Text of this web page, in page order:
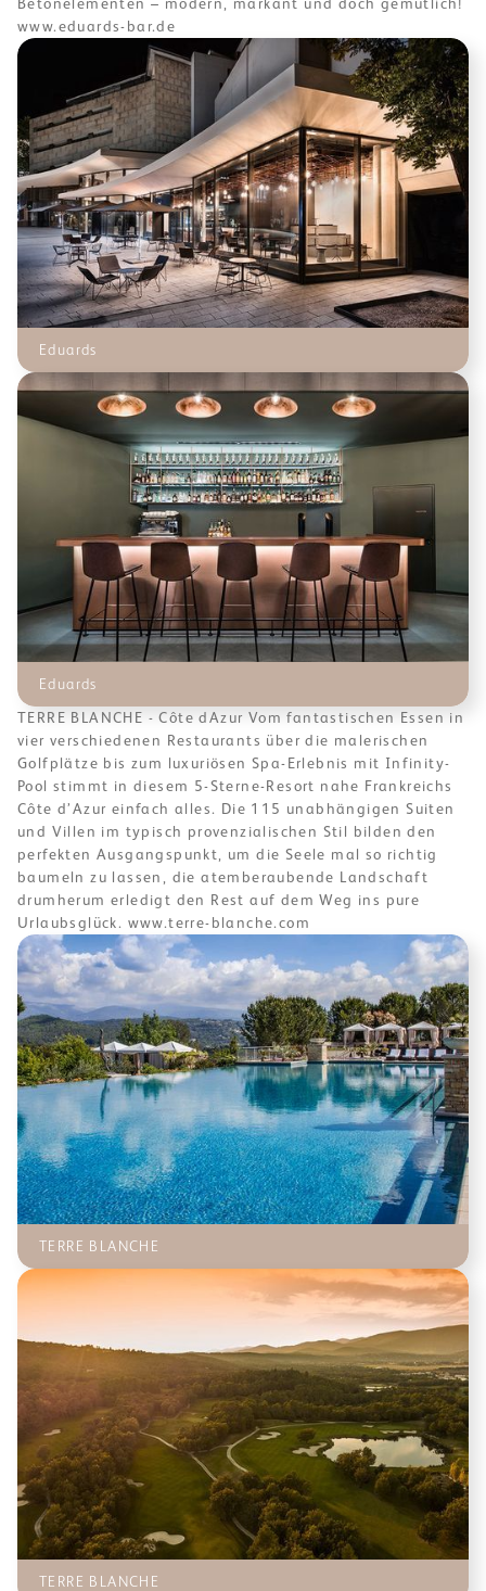
Betonelementen – modern, markant und doch gemütlich!
www.eduards-bar.de
Eduards
Eduards
TERRE BLANCHE - Côte dAzur Vom fantastischen Essen in
vier verschiedenen Restaurants über die malerischen
Golfplätze bis zum luxuriösen Spa-Erlebnis mit Infinity-
Pool stimmt in diesem 5-Sterne-Resort nahe Frankreichs
Côte d’Azur einfach alles. Die 115 unabhängigen Suiten
und Villen im typisch provenzialischen Stil bilden den
perfekten Ausgangspunkt, um die Seele mal so richtig
baumeln zu lassen, die atemberaubende Landschaft
drumherum erledigt den Rest auf dem Weg ins pure
Urlaubsglück. www.terre-blanche.com
TERRE BLANCHE
TERRE BLANCHE